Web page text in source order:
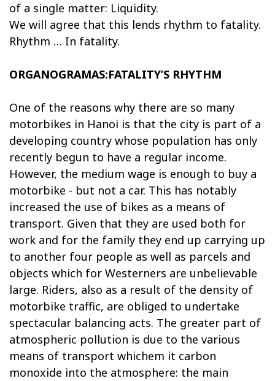
of a single matter: Liquidity.
We will agree that this lends rhythm to fatality.
Rhythm … In fatality.
ORGANOGRAMAS:FATALITY’S RHYTHM
One of the reasons why there are so many
motorbikes in Hanoi is that the city is part of a
developing country whose population has only
recently begun to have a regular income.
However, the medium wage is enough to buy a
motorbike - but not a car. This has notably
increased the use of bikes as a means of
transport. Given that they are used both for
work and for the family they end up carrying up
to another four people as well as parcels and
objects which for Westerners are unbelievable
large. Riders, also as a result of the density of
motorbike traffic, are obliged to undertake
spectacular balancing acts. The greater part of
atmospheric pollution is due to the various
means of transport whichem it carbon
monoxide into the atmosphere: the main